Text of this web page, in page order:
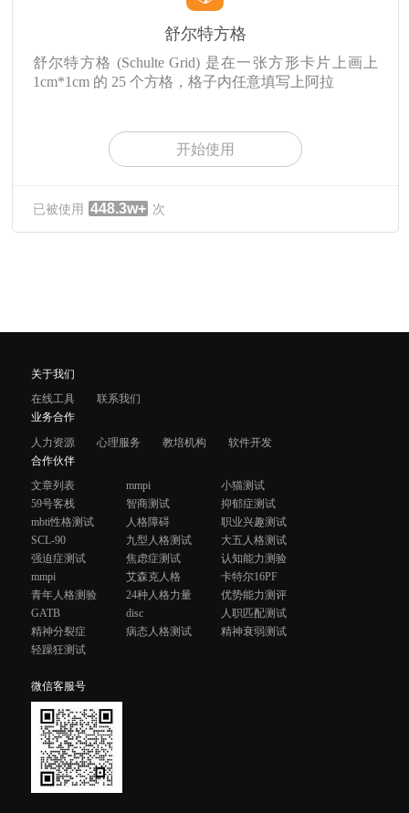
舒尔特方格
舒尔特方格 (Schulte Grid) 是在一张方形卡片上画上
1cm*1cm 的 25 个方格，格子内任意填写上阿拉
开始使用
已被使用 448.3w+ 次
关于我们
在线工具
联系我们
业务合作
人力资源
心理服务 教培机构
软件开发
合作伙伴
文章列表
mmpi
小猫测试
59号客栈
智商测试
抑郁症测试
mbti性格测试
人格障碍
职业兴趣测试
SCL-90
九型人格测试
大五人格测试
强迫症测试
焦虑症测试
认知能力测验
mmpi
艾森克人格
卡特尔16PF
青年人格测验
24种人格力量
优势能力测评
GATB
disc
人职匹配测试
精神分裂症
病态人格测试
精神衰弱测试
轻躁狂测试
微信客服号